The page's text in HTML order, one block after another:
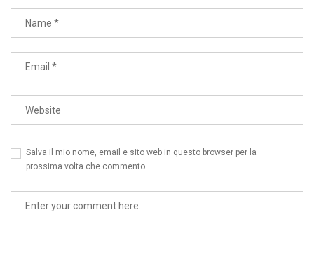
Salva il mio nome, email e sito web in questo browser per la
prossima volta che commento.